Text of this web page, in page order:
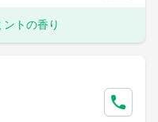
トの香り